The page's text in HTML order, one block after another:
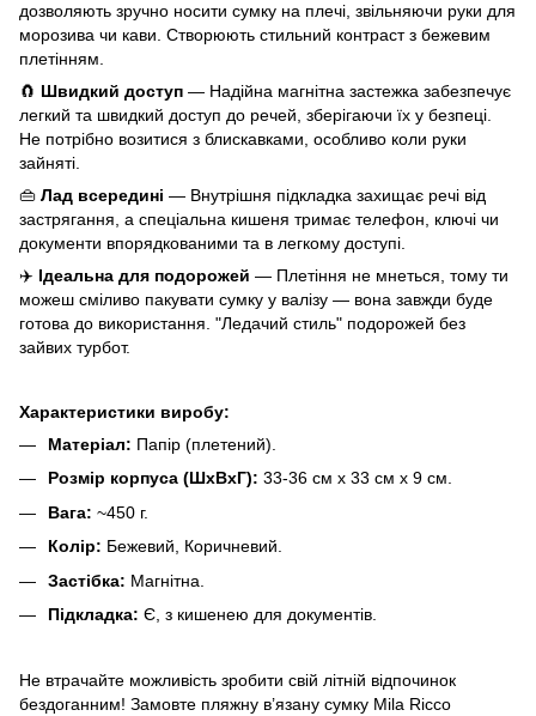
дозволяють зручно носити сумку на плечі, звільняючи руки для
морозива чи кави. Створюють стильний контраст з бежевим
плетінням.
🧲 Швидкий доступ — Надійна магнітна застежка забезпечує
легкий та швидкий доступ до речей, зберігаючи їх у безпеці.
Не потрібно возитися з блискавками, особливо коли руки
зайняті.
👜 Лад всередині — Внутрішня підкладка захищає речі від
застрягання, а спеціальна кишеня тримає телефон, ключі чи
документи впорядкованими та в легкому доступі.
✈️ Ідеальна для подорожей — Плетіння не мнеться, тому ти
можеш сміливо пакувати сумку у валізу — вона завжди буде
готова до використання. "Ледачий стиль" подорожей без
зайвих турбот.
Характеристики виробу:
Матеріал: Папір (плетений).
Розмір корпуса (ШхВхГ): 33-36 см х 33 см х 9 см.
Вага: ~450 г.
Колір: Бежевий, Коричневий.
Застібка: Магнітна.
Підкладка: Є, з кишенею для документів.
Не втрачайте можливість зробити свій літній відпочинок
бездоганним! Замовте пляжну в’язану сумку Mila Ricco